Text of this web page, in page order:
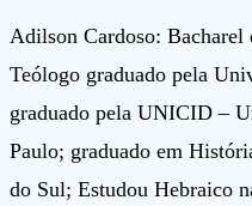
Adilson Cardoso: Bacharel
Teólogo graduado pela
graduado pela UNICID –
Paulo; graduado em
do Sul; Estudou Hebraico